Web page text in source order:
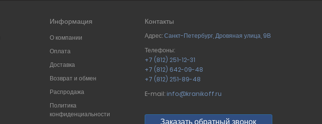
Информация
О компании
Оплата
Доставка
Возврат и обмен
Распродажа
Политика
конфиденциальности
Контакты
Адрес:Санкт-Петербург, Дровяная улица, 9В
Телефоны:
+7 (812) 251-12-31
+7 (812) 642-09-48
+7 (812) 251-89-48
E-mail: info@kranikoff.ru
Заказать обратный звонок